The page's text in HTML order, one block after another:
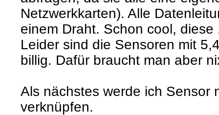
Netzwerkkarten). Alle
einem Draht. Schon cool,
Leider sind die Sensoren mit
billig. Dafür braucht man aber
Als nächstes werde ich Sensor
verknüpfen.